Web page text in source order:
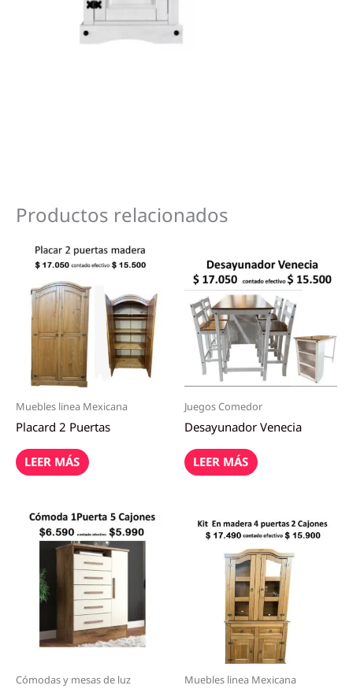
Productos relacionados
Muebles linea Mexicana
Placard 2 Puertas
LEER MÁS
Juegos Comedor
Desayunador Venecia
LEER MÁS
Cómodas y mesas de luz Muebles linea Mexicana